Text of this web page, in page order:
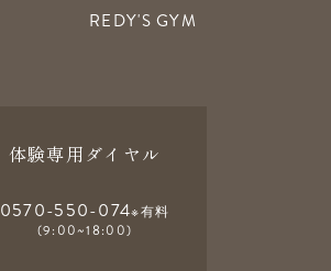
REDY'S GYM
体験専用ダイヤル
0570-550-074※有料
(9:00~18:00)